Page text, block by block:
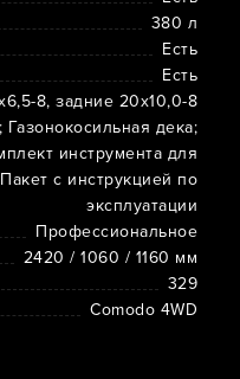
380 л
Есть
Есть
8, задние 20х10,0-8
дека;
инструмента для
с инструкцией по
эксплуатации
Профессиональное
2420 / 1060 / 1160 мм
329
Comodo 4WD